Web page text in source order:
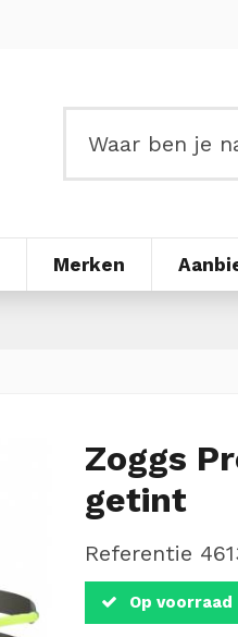
Merken
Zoggs
getint
Referentie
Op voorraad